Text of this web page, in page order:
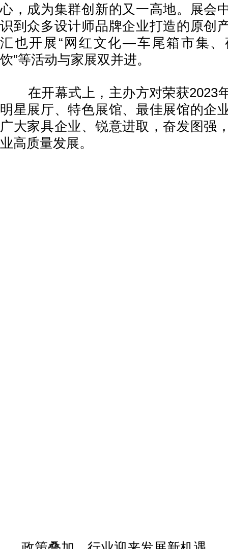
心，成为集群创新的又一高地。展会
识到众多设计师品牌企业打造的原创
汇也开展“网红文化—车尾箱市集、
饮”等活动与家展双并进。
在开幕式上，主办方对荣获2023
明星展厅、特色展馆、最佳展馆的企
广大家具企业、锐意进取，奋发图强
业高质量发展。